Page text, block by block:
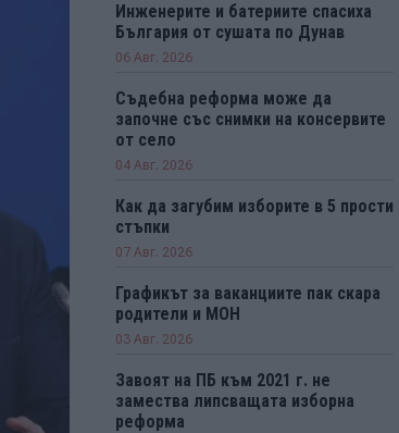
Инженерите и батериите спасиха
България от сушата по Дунав
06 Авг. 2026
Съдебна реформа може да
започне със снимки на консервите
от село
04 Авг. 2026
Как да загубим изборите в 5 прости
стъпки
07 Авг. 2026
Графикът за ваканциите пак скара
родители и МОН
03 Авг. 2026
Завоят на ПБ към 2021 г. не
замества липсващата изборна
реформа